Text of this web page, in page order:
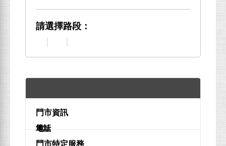
請選擇路段：
地址
電話